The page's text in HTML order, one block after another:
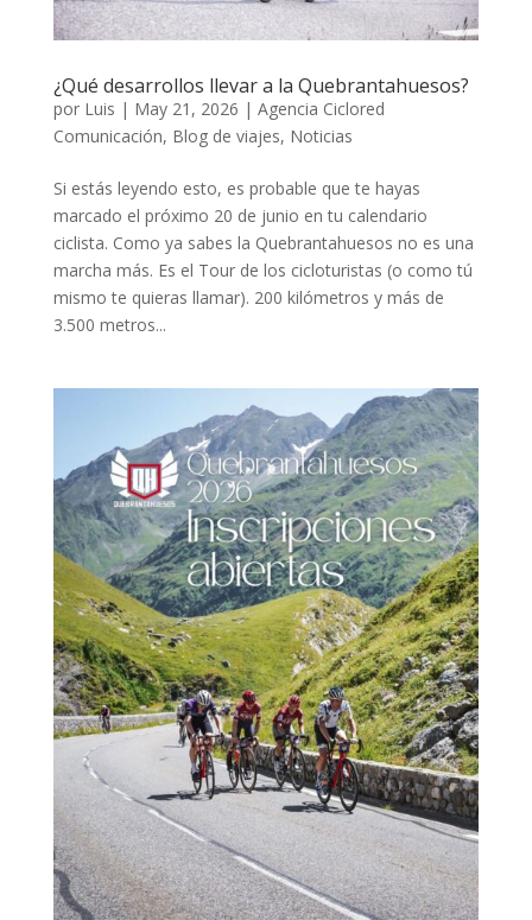
¿Qué desarrollos llevar a la Quebrantahuesos?
por Luis | May 21, 2026 | Agencia Ciclored
Comunicación, Blog de viajes, Noticias
Si estás leyendo esto, es probable que te hayas
marcado el próximo 20 de junio en tu calendario
ciclista. Como ya sabes la Quebrantahuesos no es una
marcha más. Es el Tour de los cicloturistas (o como tú
mismo te quieras llamar). 200 kilómetros y más de
3.500 metros...